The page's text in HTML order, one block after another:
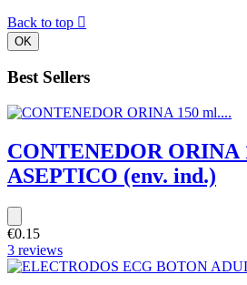
Back to top 
OK
Best Sellers
CONTENEDOR ORINA
ASEPTICO (env. ind.)
€0.15
3 reviews